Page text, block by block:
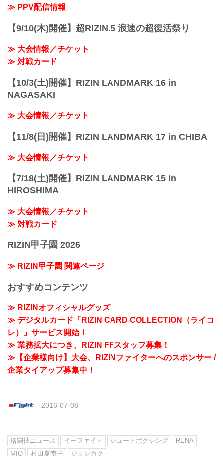
≫ PPV配信情報
【9/10(木)開催】超RIZIN.5 浪速の超復活祭り
≫ 大会情報／チケット
≫ 対戦カード
【10/3(土)開催】RIZIN LANDMARK 16 in
NAGASAKI
≫ 大会情報／チケット
【11/8(日)開催】RIZIN LANDMARK 17 in CHIBA
≫ 大会情報／チケット
【7/18(土)開催】RIZIN LANDMARK 15 in
HIROSHIMA
≫ 大会情報／チケット
≫ 対戦カード
RIZIN甲子園 2026
≫ RIZIN甲子園 関連ページ
おすすめコンテンツ
≫ RIZINオフィシャルグッズ
≫ デジタルカード「RIZIN CARD COLLECTION（ライコ
レ）」サービス開始！
≫ 業務拡大につき、RIZIN FFスタッフ募集！
≫【企業様向け】大会、RIZINファイターへのスポンサー /
企業タイアップ募集中！
2016-07-08
格闘技ニュース イーファイト シュートボクシング
RENA
MIO
村田夏南子 ジョシカク